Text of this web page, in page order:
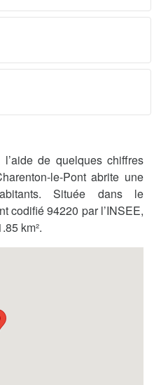
de quelques chiffres
le-Pont abrite une
Située dans le
codifié 94220 par l’INSEE,
km².